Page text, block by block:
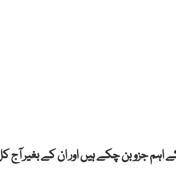
اہم جزو بن چکے ہیں اور ان کے بغیر